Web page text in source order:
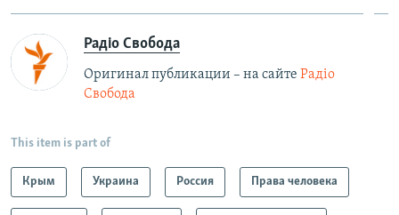
Радіо Свобода
Оригинал публикации – на сайте Радіо
Свобода
This item is part of
Крым Украина Россия Права человека